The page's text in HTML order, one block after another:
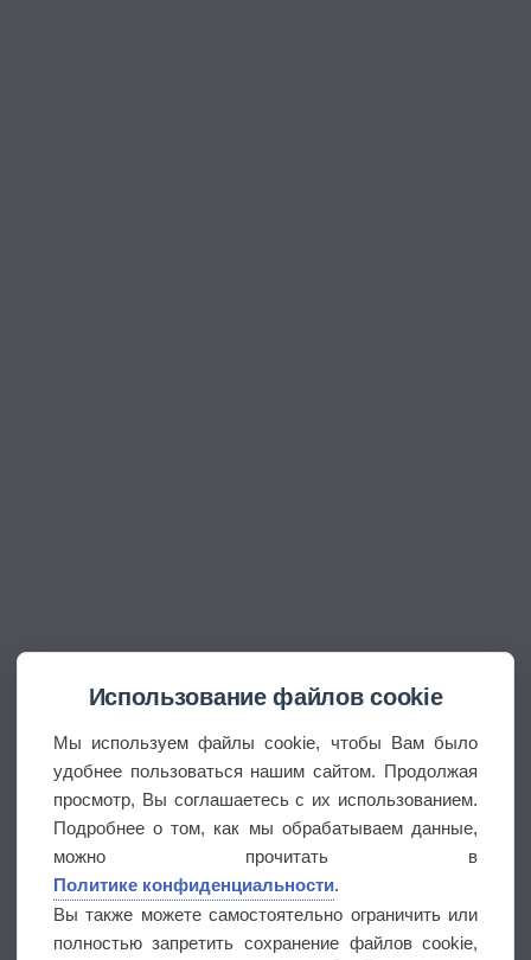
Использование файлов cookie
Мы используем файлы cookie, чтобы Вам было
удобнее пользоваться нашим сайтом. Продолжая
просмотр, Вы соглашаетесь с их использованием.
Подробнее о том, как мы обрабатываем данные,
можно прочитать в
Политике конфиденциальности.
Вы также можете самостоятельно ограничить или
полностью запретить сохранение файлов cookie,